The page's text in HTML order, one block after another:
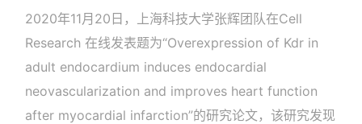
2020年11月20日，上海科技大学张辉团队在Cell
Research 在线发表题为“Overexpression of Kdr in
adult endocardium induces endocardial
neovascularization and improves heart function
after myocardial infarction”的研究论文，该研究发现